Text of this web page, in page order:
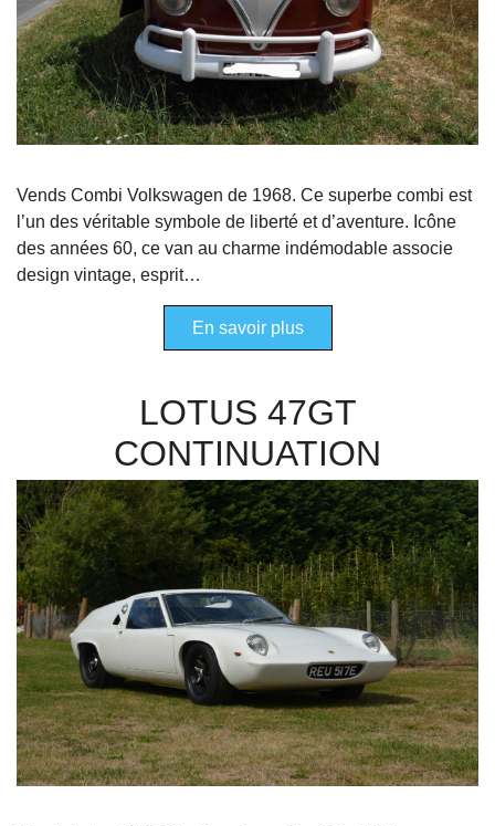
Vends Combi Volkswagen de 1968. Ce superbe combi est
l’un des véritable symbole de liberté et d’aventure. Icône
des années 60, ce van au charme indémodable associe
design vintage, esprit…
En savoir plus
LOTUS 47GT
CONTINUATION